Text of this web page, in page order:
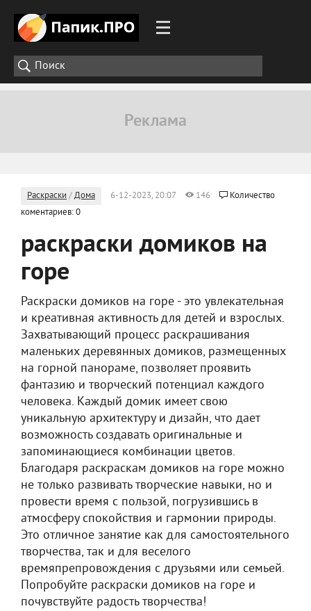
Раскраски /Дома 6-12-2023, 20:07 146
Количество
коментариев: 0
раскраски домиков на
горе
Раскраски домиков на горе - это увлекательная
и креативная активность для детей и взрослых.
Захватывающий процесс раскрашивания
маленьких деревянных домиков, размещенных
на горной панораме, позволяет проявить
фантазию и творческий потенциал каждого
человека. Каждый домик имеет свою
уникальную архитектуру и дизайн, что дает
возможность создавать оригинальные и
запоминающиеся комбинации цветов.
Благодаря раскраскам домиков на горе можно
не только развивать творческие навыки, но и
провести время с пользой, погрузившись в
атмосферу спокойствия и гармонии природы.
Это отличное занятие как для самостоятельного
творчества, так и для веселого
времяпрепровождения с друзьями или семьей.
Попробуйте раскраски домиков на горе и
почувствуйте радость творчества!